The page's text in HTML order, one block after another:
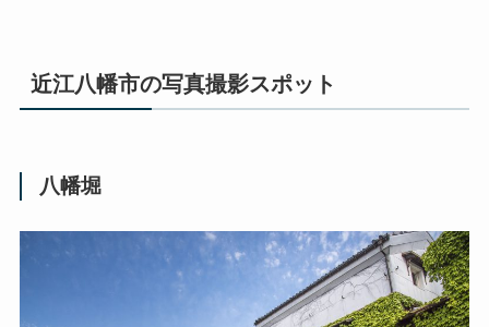
近江八幡市の写真撮影スポット
八幡堀